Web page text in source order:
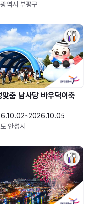
역시 부평구
맞춤 남사당 바우덕이축
안성시